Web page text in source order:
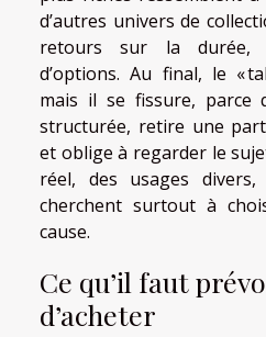
d’autres univers de
retours sur la durée,
d’options. Au final, le «
mais il se fissure, parce
structurée, retire une
et oblige à regarder le
réel, des usages
cherchent surtout à
cause.
Ce qu’il faut
d’acheter